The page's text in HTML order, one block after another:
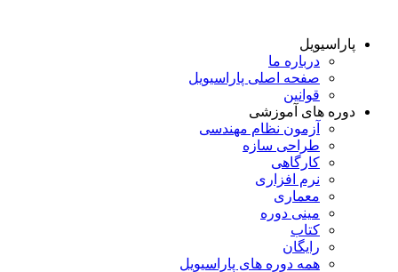
پاراسیویل
درباره ما
صفحه اصلی پاراسیویل
قوانین
دوره های آموزشی
آزمون نظام مهندسی
طراحی سازه
کارگاهی
نرم افزاری
معماری
مینی دوره
کتاب
رایگان
همه دوره‌ های پاراسیویل